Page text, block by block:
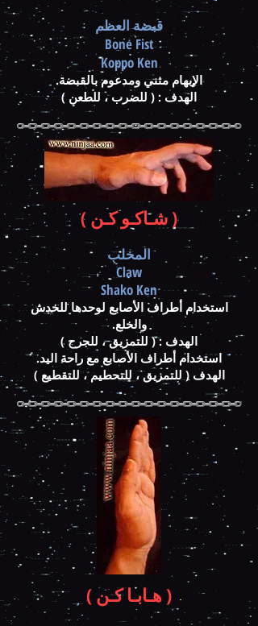
قبضة العظم
Bone Fist
Koppo Ken
الإبهام مثني ومدعوم بالقبضة.
الهدف : ( للضرب ، للطعن )
( شـاكـو كـن )
المخلب
Claw
Shako Ken
استخدام أطراف الأصابع لوحدها للخدش
والخلع.
الهدف : ( للتمزيق ، للجرح )
استخدام أطراف الأصابع مع راحة اليد.
الهدف ( للتمزيق ، للتحطيم ، للتقطيع )
( هـابـا كـن )